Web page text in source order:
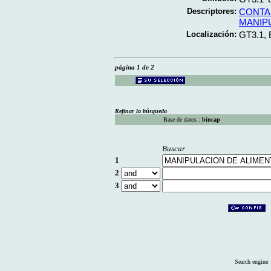
Descriptores:
Localización: GT3.1,
página 1 de 2
Refinar la búsqueda
Base de datos : bincap
Buscar
1
2
3
Search engine: